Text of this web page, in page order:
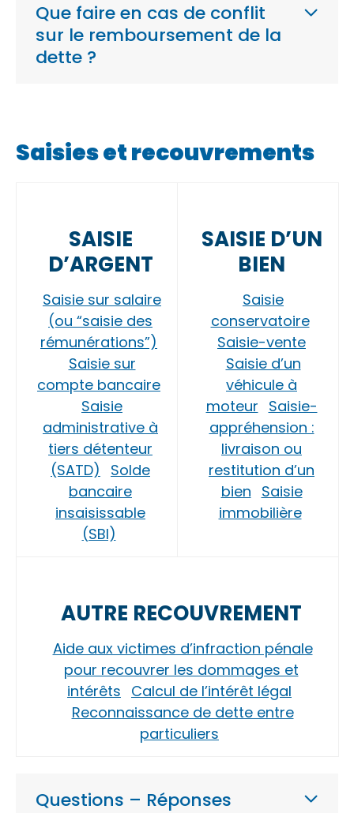
Que faire en cas de conflit
sur le remboursement de la
dette ?
Saisies et recouvrements
SAISIE
D’ARGENT
Saisie sur salaire
(ou “saisie des
rémunérations”)
Saisie sur
compte bancaire
Saisie
administrative à
tiers détenteur
(SATD)
Solde
bancaire
insaisissable
(SBI)
SAISIE D’UN
BIEN
Saisie
conservatoire
Saisie-vente
Saisie d’un
véhicule à
moteur Saisie-
appréhension :
livraison ou
restitution d’un
bien Saisie
immobilière
AUTRE RECOUVREMENT
Aide aux victimes d’infraction pénale
pour recouvrer les dommages et
intérêts Calcul de l’intérêt légal
Reconnaissance de dette entre
particuliers
Questions – Réponses